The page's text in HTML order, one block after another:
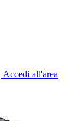
Accedi all'area